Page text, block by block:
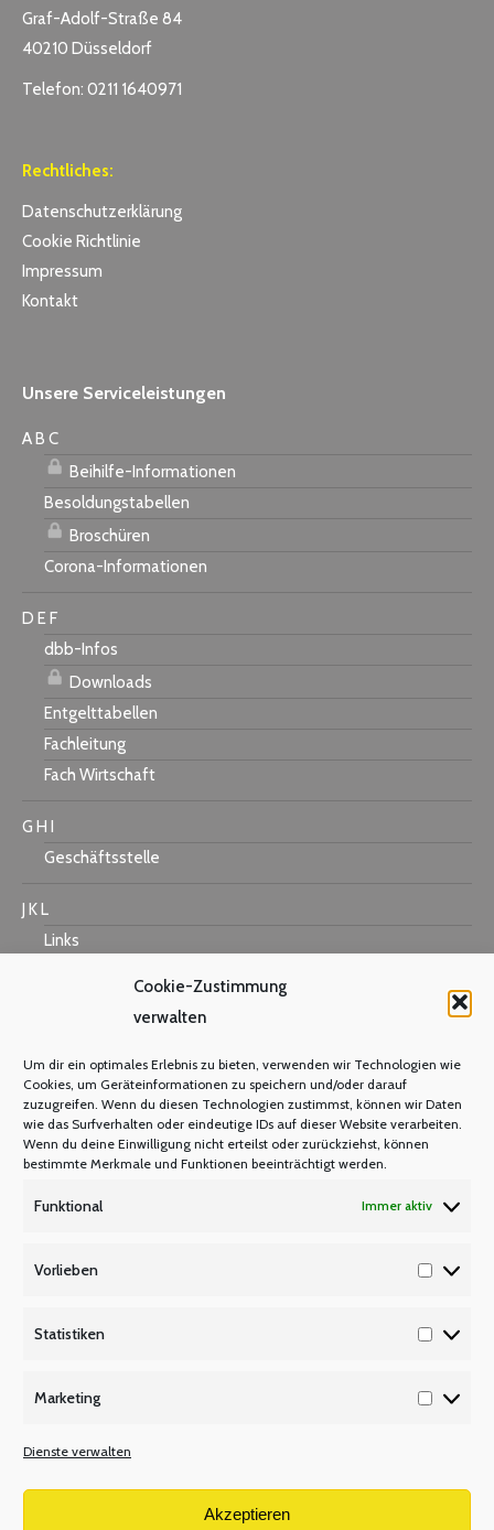
Cookie-Zustimmung
verwalten
Um dir ein optimales Erlebnis zu bieten, verwenden wir Technologien wie
Cookies, um Geräteinformationen zu speichern und/oder darauf
zuzugreifen. Wenn du diesen Technologien zustimmst, können wir Daten
wie das Surfverhalten oder eindeutige IDs auf dieser Website verarbeiten.
Wenn du deine Einwilligung nicht erteilst oder zurückziehst, können
bestimmte Merkmale und Funktionen beeinträchtigt werden.
Funktional Immer aktiv
Vorlieben
Statistiken
Marketing
Dienste verwalten
Akzeptieren
Graf-Adolf-Straße 84
40210 Düsseldorf
Telefon: 0211 1640971
Rechtliches:
Datenschutzerklärung
Cookie Richtlinie
Impressum
Kontakt
Unsere Serviceleistungen
A B C
Beihilfe-Informationen
Besoldungstabellen
Broschüren
Corona-Informationen
D E F
dbb-Infos
Downloads
Entgelttabellen
Fachleitung
Fach Wirtschaft
G H I
Geschäftsstelle
J K L
Links
Mastercard
Warum Mitglied werden?
Mitgliedsbeitrag
Mitglied werden
Tarifbeschäftigte
V W X